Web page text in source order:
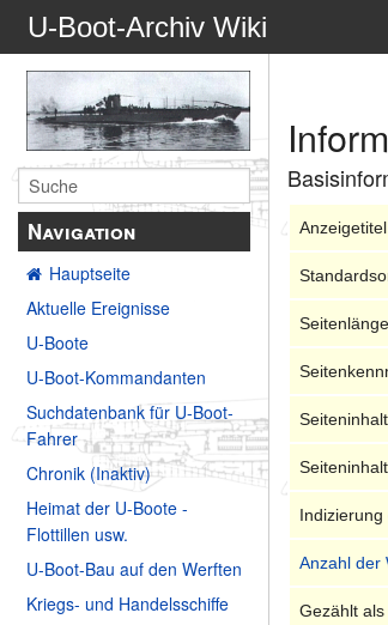
U-Boot-Archiv Wiki
Navigation
Hauptseite
Aktuelle Ereignisse
U-Boote
U-Boot-Kommandanten
Suchdatenbank für U-Boot-
Fahrer
Chronik (Inaktiv)
Heimat der U-Boote -
Flottillen usw.
U-Boot-Bau auf den Werften
Kriegs- und Handelsschiffe
Anzeigetitel
Anzahl der
Gezählt